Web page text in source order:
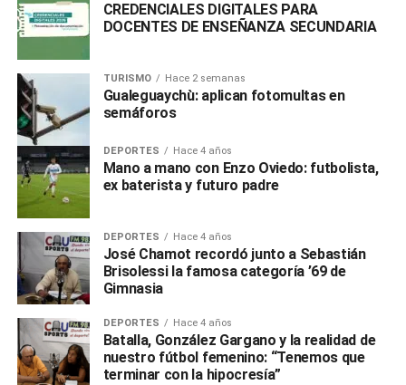
CREDENCIALES DIGITALES PARA
DOCENTES DE ENSEÑANZA SECUNDARIA
TURISMO Hace 2 semanas
Gualeguaychù: aplican fotomultas en
semáforos
DEPORTES Hace 4 años
Mano a mano con Enzo Oviedo: futbolista,
ex baterista y futuro padre
DEPORTES Hace 4 años
José Chamot recordó junto a Sebastián
Brisolessi la famosa categoría ’69 de
Gimnasia
DEPORTES Hace 4 años
Batalla, González Gargano y la realidad de
nuestro fútbol femenino: “Tenemos que
terminar con la hipocresía”